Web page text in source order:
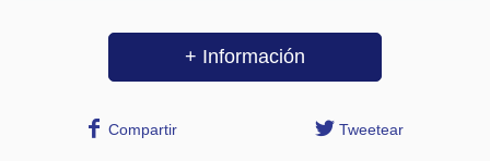
+ Información
Compartir Tweetear